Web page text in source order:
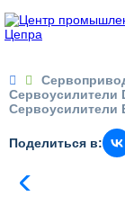

Сервоусилители
Сервоусилители
Поделиться в: